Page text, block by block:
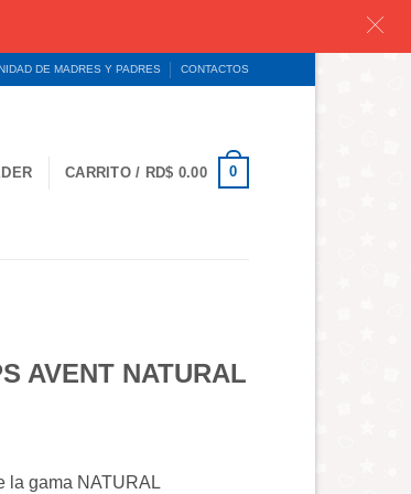
DE MADRES Y PADRES CONTACTOS
CARRITO / RD$ 0.00 0
AVENT NATURAL
la gama NATURAL